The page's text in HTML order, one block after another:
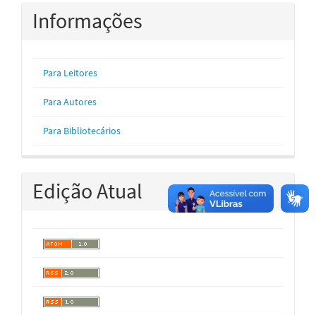
Informações
Para Leitores
Para Autores
Para Bibliotecários
Edição Atual